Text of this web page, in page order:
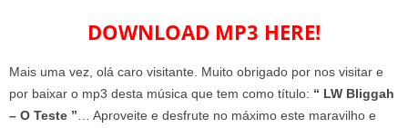
DOWNLOAD MP3 HERE!
Mais uma vez, olá caro visitante. Muito obrigado por nos visitar e
por baixar o mp3 desta música que tem como título: “ LW Bliggah
– O Teste ” … Aproveite e desfrute no máximo este maravilho e